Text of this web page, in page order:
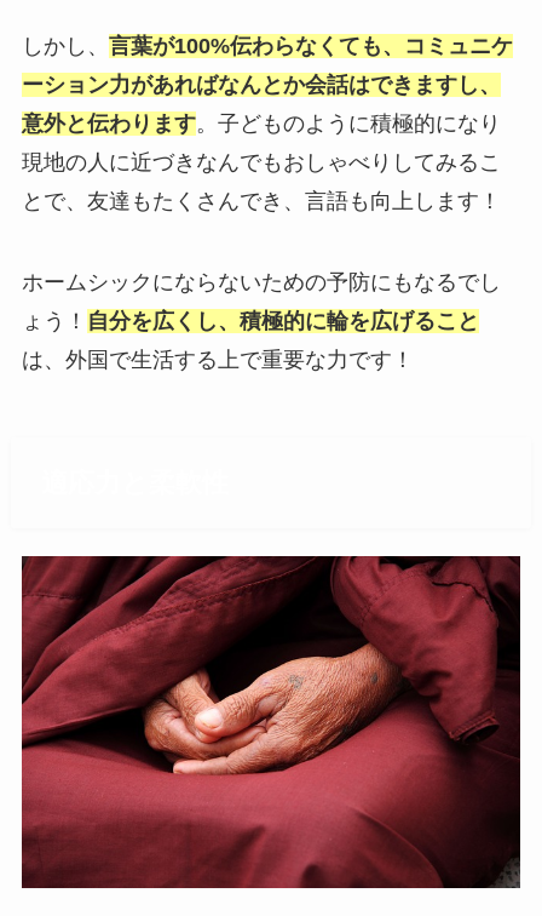
しかし、 言葉が100%伝わらなくても、コミュニケ
ーション力があればなんとか会話はできますし、
意外と伝わります。子どものように積極的になり
現地の人に近づきなんでもおしゃべりしてみるこ
とで、友達もたくさんでき、言語も向上します！
ホームシックにならないための予防にもなるでし
ょう！ 自分を広くし、積極的に輪を広げること
は、外国で生活する上で重要な力です！